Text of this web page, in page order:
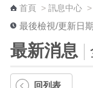
首頁> 訊息中心>
最後檢視/更新日
最新消息
回列表